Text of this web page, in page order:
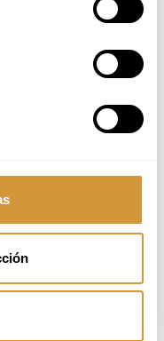
El alumnado aprende
los procesos